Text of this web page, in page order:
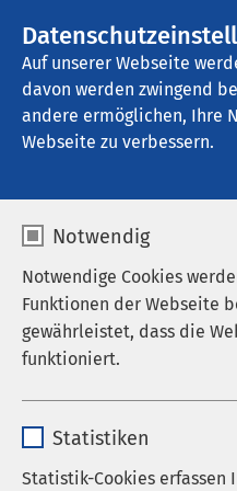
Auf unserer Webseite
davon werden zwingend
andere ermöglichen, Ihre
Webseite zu verbessern.
Notwendig
Notwendige Cookies
Funktionen der Webseite
gewährleistet, dass die
funktioniert.
Anbieter sgalinski
Statistiken
Statistik-Cookies erfassen
AMEOS Klinikum St.
Stroke Unit
nach
die Uhr
Die Stroke Unit ist eine